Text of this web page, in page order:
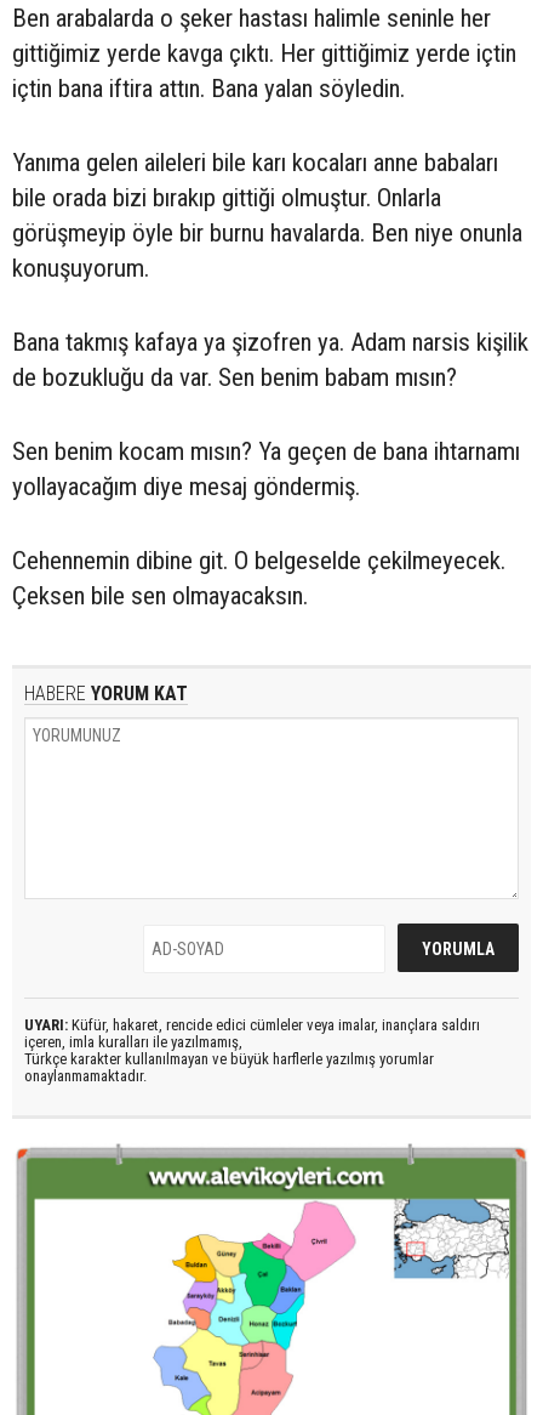
Ben arabalarda o şeker hastası halimle seninle her
gittiğimiz yerde kavga çıktı. Her gittiğimiz yerde içtin
içtin bana iftira attın. Bana yalan söyledin.
Yanıma gelen aileleri bile karı kocaları anne babaları
bile orada bizi bırakıp gittiği olmuştur. Onlarla
görüşmeyip öyle bir burnu havalarda. Ben niye onunla
konuşuyorum.
Bana takmış kafaya ya şizofren ya. Adam narsis kişilik
de bozukluğu da var. Sen benim babam mısın?
Sen benim kocam mısın? Ya geçen de bana ihtarnamı
yollayacağım diye mesaj göndermiş.
Cehennemin dibine git. O belgeselde çekilmeyecek.
Çeksen bile sen olmayacaksın.
HABERE YORUM KAT
UYARI: Küfür, hakaret, rencide edici cümleler veya imalar, inançlara saldırı
içeren, imla kuralları ile yazılmamış,
Türkçe karakter kullanılmayan ve büyük harflerle yazılmış yorumlar
onaylanmamaktadır.